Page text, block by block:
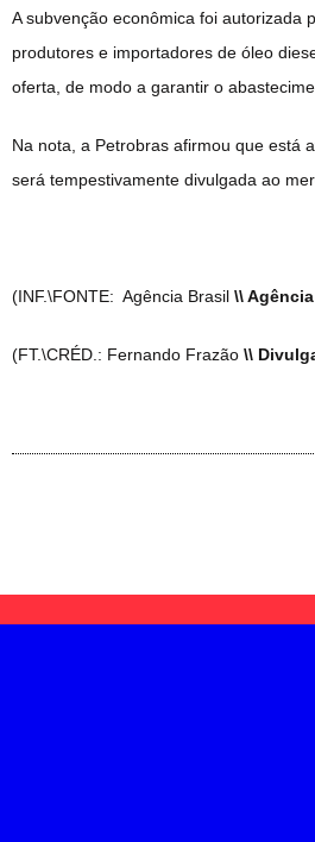
A subvenção econômica foi autorizada
produtores e importadores de óleo
oferta, de modo a garantir o
Na nota, a Petrobras afirmou que está
será tempestivamente divulgada ao
(INF.\FONTE: Agência Brasil \\
(FT.\CRÉD.: Fernando Frazão \\